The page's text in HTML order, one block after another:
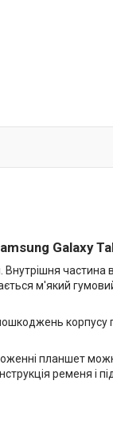
Galaxy
частина
м'який
корпусу
планшет
ременя і